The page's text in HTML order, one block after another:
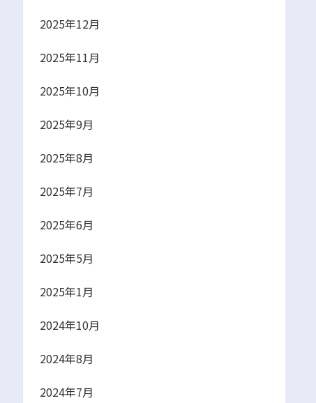
2025年12月
2025年11月
2025年10月
2025年9月
2025年8月
2025年7月
2025年6月
2025年5月
2025年1月
2024年10月
2024年8月
2024年7月